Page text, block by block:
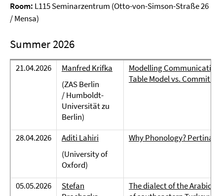
Room: L115 Seminarzentrum (Otto-von-Simson-Straße 26
/ Mensa)
Summer 2026
21.04.2026
Manfred Krifka
(ZAS Berlin
/ Humboldt-
Universität zu
Berlin)
Modelling
Table Model vs.
28.04.2026
Aditi Lahiri
(University of
Oxford)
Why Phonology?
05.05.2026
Stefan
The dialect of the Arabic